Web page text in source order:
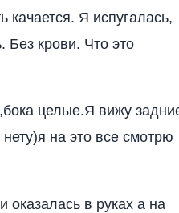
качается. Я испугалась,
Без крови. Что это
целые.Я вижу
на это все смотрю
оказалась в руках а на